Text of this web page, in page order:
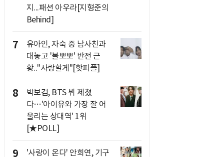
지...패션 아우라[지형준의
Behind]
7
유아인, 자숙 중 남사친과
대놓고 '볼뽀뽀' 반전 근
황.."사랑할게"[핫피플]
8
박보검, BTS 뷔 제쳤
다…'아이유와 가장 잘 어
울리는 상대역' 1위
[★POLL]
9 '사랑이 온다' 안희연, 기구